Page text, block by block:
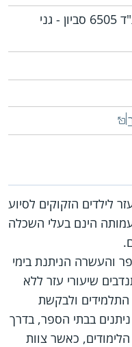
המתנחלים 14, ת"ד 6505 סביון - גני
לילדים הזקוקים לסיוע
הינם בעלי השכלה
והעשרה הניתנת בימי
שיעורי עזר ללא
ולבקשת
בבתי הספר, בדרך
כאשר צוות